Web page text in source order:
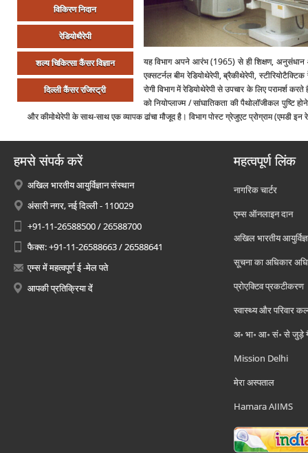
विकिरण निदान
रेडियोथैरेपी
शल्‍य चिकित्‍सा कैंसर विज्ञान
दिल्‍ली कैंसर रजिस्‍ट्री
यह विभाग अपने आरंभ (1965) से ही शिक्षण, अनुसंधान
एक्‍सटर्नल बीम रेडियोथेरेपी, ब्रैकीथेरेपी,
रोगी विभाग में रेडियोथेरेपी से उपचार के लिए परामर्श
को नियोप्‍लाज्‍म / सांघातिकता की पैथोलॉजीकल पुष्टि
और कीमोथेरेपी के साथ-साथ एक व्‍यापक ढांचा मौजूद है। विभाग पोस्‍ट ग्रेजुएट प्रोग्राम (एमडी इन
हमसे संपर्क करें
अखिल भारतीय आयुर्विज्ञान संस्थान
अंसारी नगर, नई दिल्ली - 110029
+91-11-26588500 / 26588700
फैक्स: +91-11-26588663 / 26588641
एम्स में महत्वपूर्ण ई -मेल पते
आपकी प्रतिक्रिया दें
महत्वपूर्ण लिंक
नागरिक चार्टर
एम्स ऑनलाइन दान
अखिल भारतीय
सूचना का अधिकार
प्रोएक्टिव प्रकटीकरण
स्वास्थ्य और परिवार
अ॰ भा॰ आ॰ सं॰ से जुड़े
Mission Delhi
मेरा अस्पताल
Hamara AIIMS